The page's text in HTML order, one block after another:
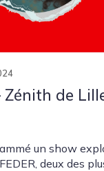
Zénith de
un show
deux des